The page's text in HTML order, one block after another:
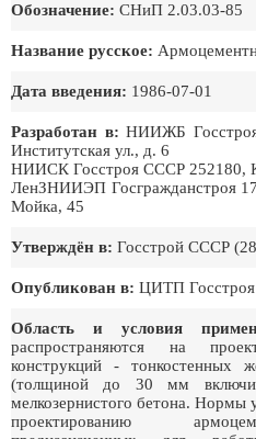
Обозначение: СНиП 2.03.03-85
Название русское:
Дата введения: 1986-07-01
Разработан в: НИИЖБ
Институтская ул., д. 6
НИИСК Госстроя СССР 252180,
ЛенЗНИИЭП Госгражданстроя
Мойка, 45
Утверждён в: Госстрой СССР
Опубликован в: ЦИТП
Область и условия
распространяются на
конструкций - тонкостенных
(толщиной до 30 мм
мелкозернистого бетона. Нормы
проектированию